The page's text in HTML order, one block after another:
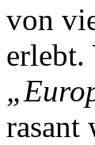
von
erlebt.
rasant